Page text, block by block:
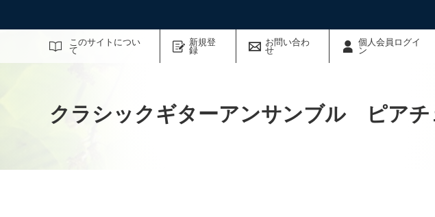
このサイトについ
て
新規登
録
お問い合わ
せ
個人会員ログイ
ン
サイト内検索
クラシックギターアンサンブル ピアチ